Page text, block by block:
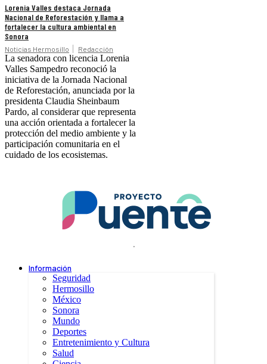
Lorenia Valles destaca Jornada
Nacional de Reforestación y llama a
fortalecer la cultura ambiental en
Sonora
Noticias Hermosillo Redacción
La senadora con licencia Lorenia
Valles Sampedro reconoció la
iniciativa de la Jornada Nacional
de Reforestación, anunciada por la
presidenta Claudia Sheinbaum
Pardo, al considerar que representa
una acción orientada a fortalecer la
protección del medio ambiente y la
participación comunitaria en el
cuidado de los ecosistemas.
.
Información
Seguridad
Hermosillo
México
Sonora
Mundo
Deportes
Entretenimiento y Cultura
Salud